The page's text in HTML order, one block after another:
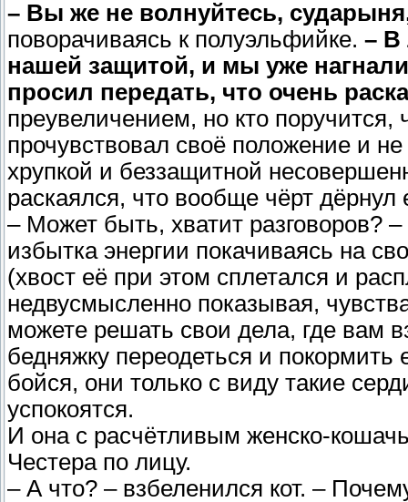
– Вы же не волнуйтесь,
поворачиваясь к полуэльфийке. – В
нашей защитой, и мы уже
просил передать, что очень
преувеличением, но кто
прочувствовал своё положение и
хрупкой и беззащитной
раскаялся, что вообще чёрт дёрнул
– Может быть, хватит разговоров?
избытка энергии покачиваясь на
(хвост её при этом сплетался и
недвусмысленно показывая,
можете решать свои дела, где вам
бедняжку переодеться и
бойся, они только с виду такие
успокоятся.
И она с расчётливым женско-
Честера по лицу.
– А что? – взбеленился кот. –